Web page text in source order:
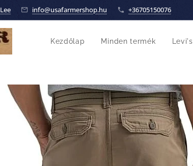
Lee info@usafarmershop.hu +36705150076
Kezdőlap Minden termék Levi's